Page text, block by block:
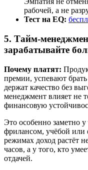
рабочей, а не
Тест на EQ:
5. Тайм-
зарабатывайте
Почему платят:
премии, успевают
держат качество без
менеджмент влияет не
финансовую
Это особенно заметно
фрилансом, учёбой
режимах доход растёт
часов, а у того, кто
отдачей.